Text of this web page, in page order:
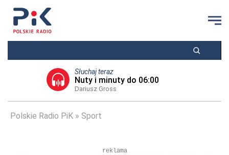
Słuchaj teraz
Nuty i minuty do 06:00
Dariusz Gross
Polskie Radio PiK Sport
reklama